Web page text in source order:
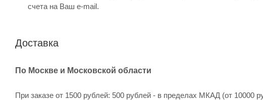
счета на Ваш e-mail.
Доставка
По Москве и Московской области
При заказе от 1500 рублей: 500 рублей - в пределах МКАД (от 10000